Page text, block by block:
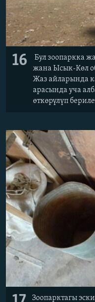
16
Бул зоопаркка
жана Ысык-Көл
Жаз айларында
арасында уча
өткөрүлүп
Зоопарктагы